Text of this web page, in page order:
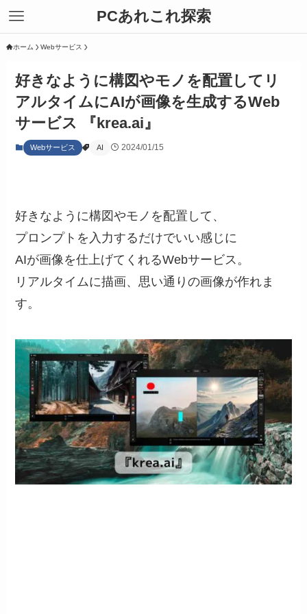
PCあれこれ探索
ホーム Webサービス
好きなように構図やモノを配置してリ
アルタイムにAIが画像を生成するWeb
サービス 『krea.ai』
Webサービス AI 2024/01/15
好きなように構図やモノを配置して、
プロンプトを入力するだけでいい感じに
AIが画像を仕上げてくれるWebサービス。
リアルタイムに描画、思い通りの画像が作れま
す。